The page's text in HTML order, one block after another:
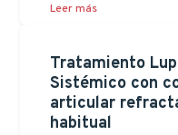
Leer más
Tratamiento
Sistémico con
articular
habitual